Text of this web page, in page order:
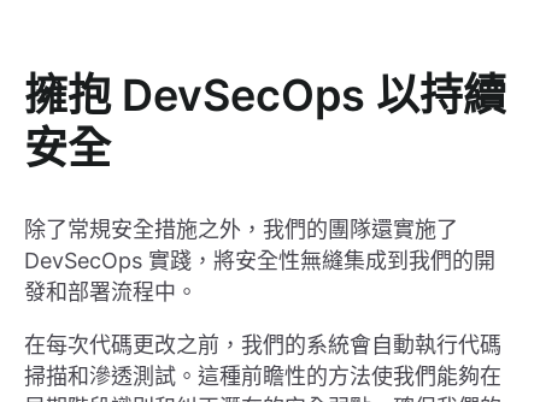
擁抱 DevSecOps 以持續
安全
除了常規安全措施之外，我們的團隊還實施了
DevSecOps 實踐，將安全性無縫集成到我們的開
發和部署流程中。
在每次代碼更改之前，我們的系統會自動執行代碼
掃描和滲透測試。這種前瞻性的方法使我們能夠在